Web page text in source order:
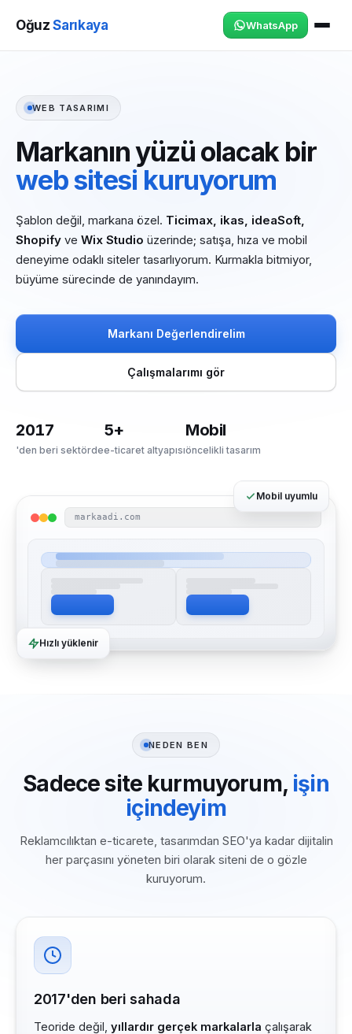
OğuzSarıkaya WhatsApp
WEB TASARIMI
Markanın yüzü olacak bir
web sitesi kuruyorum
Şablon değil, markana özel. Ticimax, ikas, ideaSoft,
Shopify ve Wix Studio üzerinde; satışa, hıza ve mobil
deneyime odaklı siteler tasarlıyorum. Kurmakla bitmiyor,
büyüme sürecinde de yanındayım.
Markanı Değerlendirelim
Çalışmalarımı gör
2017
'den beri sektörde
5+
e-ticaret altyapısı
Mobil
öncelikli tasarım
markaadi.com
Mobil uyumlu
Hızlı yüklenir
NEDEN BEN
Sadece site kurmuyorum, işin
içindeyim
Reklamcılıktan e-ticarete, tasarımdan SEO'ya kadar dijitalin
her parçasını yöneten biri olarak siteni de o gözle
kuruyorum.
2017'den beri sahada
Teoride değil, yıllardır gerçek markalarla çalışarak